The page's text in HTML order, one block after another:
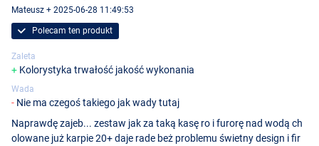
- Długość złożony: 67 cm
- Wysokość złożony: 51 cm
- Wysokość maksymalna: 71 cm
- Dostarczany z 3 wskaźnikami / swingami
- Dostarczany z 3 tylnymi podporami
- Dostarczany z 2 brzęczykami
- Jest w luksusowym futerale
Mateusz + 2025-06-28 11:49:53
Polecam ten produkt
Zaleta
Kolorystyka trwałość jakość wykonania
Wada
Nie ma czegoś takiego jak wady tutaj
Naprawdę zajeb... zestaw jak za taką kasę ro i furorę nad wodą ch
olowane już karpie 20+ daje rade beż problemu świetny design i fir